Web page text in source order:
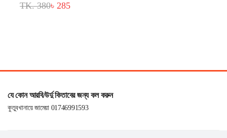
TK. 380৳ 285
যে কোন আরবি/উর্দু কিতাবের জন্য কল করুন
কুতুবখানায়ে জামেয়া 01746991593